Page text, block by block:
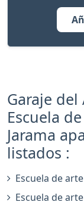
Garaje
Escuela
Jarama
listados :
Escuela de
Escuela de